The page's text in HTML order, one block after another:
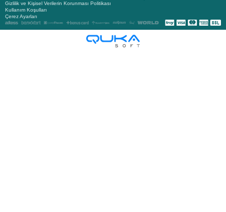
Gizlilik ve Kişisel Verilerin Korunması Politikası
Kullanım Koşulları
Çerez Ayarları